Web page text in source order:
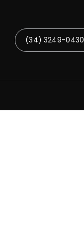
(34) 3249-0430